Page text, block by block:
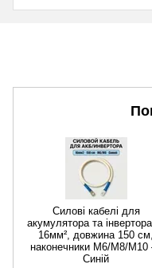
Силові кабелі для
акумулятора та
16мм², довжина 150 см,
наконечники М6/М8/
Синій